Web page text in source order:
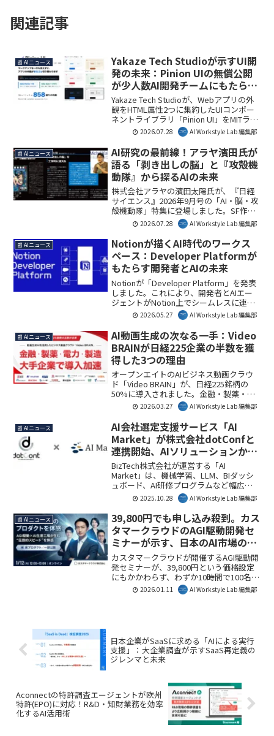
関連記事
📰 AIニュース
Yakaze Tech Studioが示すUI開
発の未来：Pinion UIの無償公開
が少人数AI開発チームにもたらす
変革
Yakaze Tech Studioが、Webアプリの外
観をHTML属性2つに集約したUIコンポー
ネントライブラリ「Pinion UI」をMITライ
センスで無償公開しました。AIによるUI
生成時の課題を解決し、少人数開発チー
ムの効率的なプロダクト開発を支援しま
す。
2026.07.28 AI Workstyle Lab 編集部
📰 AIニュース
AI研究の最前線！アラヤ濱田氏が
語る「剥き出しの脳」と『攻殻機
動隊』から探るAIの未来
株式会社アラヤの濱田太陽氏が、『日経
サイエンス』2026年9月号の「AI・脳・攻
殻機動隊」特集に登場しました。SF作品
が現実の科学研究に与える影響や、脳と
AIの新たなアプローチが解説されてお
り、AIの未来を考える上で示唆に富む内
容です。本記事では、この注目のインタ
ビューの要点を解説します。
2026.07.28 AI Workstyle Lab 編集部
📰 AIニュース
Notionが描くAI時代のワークス
ペース：Developer Platformが
もたらす開発者とAIの未来
Notionが「Developer Platform」を発表
しました。これにより、開発者とAIエー
ジェントがNotion上でシームレスに連携
し、ワークフローの自動化や外部データ
連携が強化されます。この進化は、AIが
日々の業務に深く統合され、チームの生
産性を飛躍的に向上させる未来を示唆し
ています。本記事では、その要点を解説
します。
2026.05.27 AI Workstyle Lab 編集部
📰 AIニュース
AI動画生成の次なる一手：Video
BRAINが日経225企業の半数を獲
得した3つの理由
オープンエイトのAIビジネス動画クラウ
ド「Video BRAIN」が、日経225銘柄の
50%に導入されました。金融・製薬・電
力・製造など大手企業での採用が加速し
ており、企業における動画生成AIの活用
が「作成」から「業務での活用」へとシ
フトしている現状を象徴しています。
2026.03.27 AI Workstyle Lab 編集部
📰 AIニュース
AI会社選定支援サービス「AI
Market」が株式会社dotConfと
連携開始、AIソリューションから
人材育成までワンストップ支援を
強化
BizTech株式会社が運営する「AI
Market」は、機械学習、LLM、BIダッシ
ュボード、AI研修プログラムなど幅広いAI
ソリューションを提供する株式会社
dotConfとの連携を発表しました。この
連携により、AI導入から内製化、人材育
成までを包括的にサポートし、企業のAI
活用推進を強力に支援します。
2025.10.28 AI Workstyle Lab 編集部
📰 AIニュース
39,800円でも申し込み殺到。カス
タマークラウドのAGI駆動開発セ
ミナーが示す、日本のAI市場の新
たな関心とは
カスタマークラウドが開催するAGI駆動開
発セミナーが、39,800円という価格設定
にもかかわらず、わずか10時間で100名以
上の申し込みを集めました。これは、生
成AI活用がPoC段階を超え、事業成果に直
用の最前線と、ビジネスにおけるその意
味を解説します。
2026.01.11 AI Workstyle Lab 編集部
日本企業がSaaSに求める「AIによる実行
支援」：大企業調査が示すSaaS再定義の
ジレンマと未来
Aconnectの特許調査エージェントが欧州
特許(EPO)に対応！R&D・知財業務を効率
化するAI活用術